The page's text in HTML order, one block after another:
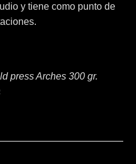
y tiene como punto de
press Arches 300 gr.